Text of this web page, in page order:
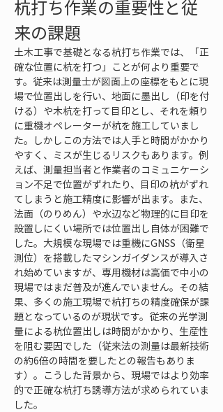
杭打ち作業の重要性と従
来の課題
土木工事で基礎となる杭打ち作業では、「正
確な位置に杭を打つ」ことが何より重要で
す。従来は測量士が図面上の座標をもとに現
場で位置出しを行い、地面に墨出し（印を付
ける）や木杭を打って目印とし、それを頼り
に重機オペレーターが杭を施工していまし
た。しかしこの方法では人手と時間がかかり
やすく、ミスが生じるリスクもあります。例
えば、測量担当者と作業者のコミュニケーシ
ョン不足で位置がずれたり、目印の杭がずれ
てしまうと施工精度に影響が出ます。また、
法面（のりめん）や水辺など物理的に目印を
設置しにくい場所では位置出し自体が困難で
した。大規模な現場では重機にGNSS（衛星
測位）を搭載したマシンガイダンスが導入さ
れ始めていますが、専用機材は高価で中小の
現場ではまだ普及が進んでいません。その結
果、多くの施工現場で杭打ちの精度確保が課
題となっているのが現状です。従来の光学測
量による杭位置出しは時間がかかり、生産性
を阻む要因でした（従来法の測量は最新技術
の約6倍の時間を要したとの報告もありま
す）。こうした背景から、現場ではより効率
的で正確な杭打ち誘導方法が求められていま
した。